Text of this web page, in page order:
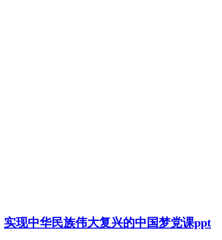
实现中华民族伟大复兴的中国梦党课ppt